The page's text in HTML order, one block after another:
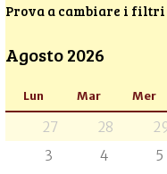
Prova a cambiare i filtri
Agosto 2026
Lun Mar Mer
27 28
3
4 5